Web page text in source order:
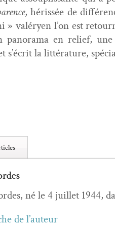
, héris­sée de
» valéryen l’on est
en relief,
s’écrit la lit­téra­ture,
né le 4 juil­let 1944,
de l’auteur